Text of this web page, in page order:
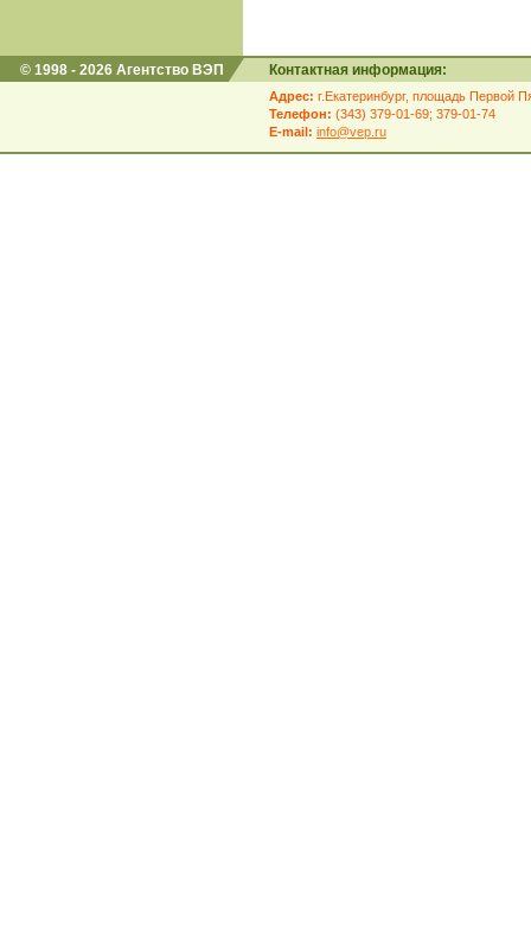
© 1998 - 2026 Агентство ВЭП Контактная информация:
Адрес: г.Екатеринбург, площадь Первой
Телефон: (343) 379-01-69; 379-01-74
E-mail: info@vep.ru